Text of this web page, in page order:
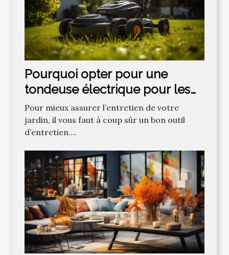
Pourquoi opter pour une
tondeuse électrique pour les
gazons ?
Pour mieux assurer l’entretien de votre
jardin, il vous faut à coup sûr un bon outil
d’entretien....